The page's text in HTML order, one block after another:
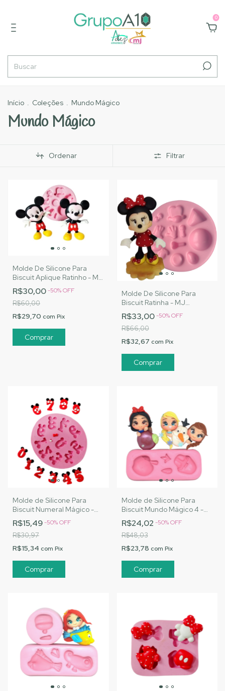
0
Início . Coleções . Mundo Mágico
Mundo Mágico
Ordenar Filtrar
Molde De Silicone Para
Biscuit Aplique Ratinho - MJ
Artesanatos |Cód. 1484
R$30,00-50%OFF
R$60,00
R$29,70 com Pix
Molde De Silicone Para
Biscuit Ratinha - MJ
Artesanatos |Cód. 1469
R$33,00-50%OFF
R$66,00
R$32,67 com Pix
Molde de Silicone Para
Biscuit Numeral Mágico -
MJ Artesanatos |Cód. 1483
R$15,49-50%OFF
R$30,97
R$15,34 com Pix
Molde de Silicone Para
Biscuit Mundo Mágico 4 -
MJ Artesanatos |Cód. 1475
R$24,02 -50%OFF
R$48,03
R$23,78 com Pix